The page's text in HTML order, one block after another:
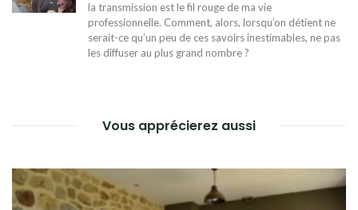
la transmission est le fil rouge de ma vie
professionnelle. Comment, alors, lorsqu’on détient ne
serait-ce qu’un peu de ces savoirs inestimables, ne pas
les diffuser au plus grand nombre ?
Vous apprécierez aussi